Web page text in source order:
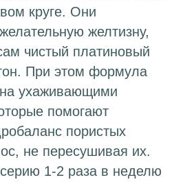
круге. Они
желтизну,
чистый платиновый
При этом формула
ухаживающими
помогают
пористых
не пересушивая их.
серию 1-2 раза в неделю